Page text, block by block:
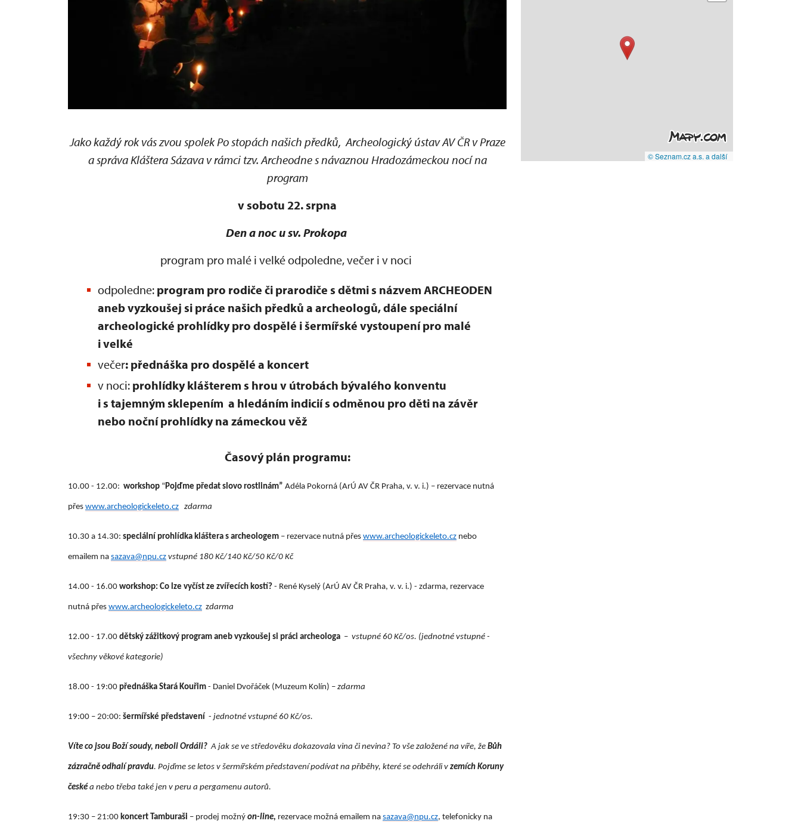
Jako každý rok vás zvou spolek Po stopách našich předků, Archeologický ústav AV ČR v Praze
a správa Kláštera Sázava v rámci tzv. Archeodne s návaznou Hradozámeckou nocí na
program
v sobotu 22. srpna
Den a noc u sv. Prokopa
program pro malé i velké odpoledne, večer i v noci
odpoledne: program pro rodiče či prarodiče s dětmi s názvem ARCHEODEN
aneb vyzkoušej si práce našich předků a archeologů, dále speciální
archeologické prohlídky pro dospělé i šermířské vystoupení pro malé
i velké
večer: přednáška pro dospělé a koncert
v noci: prohlídky klášterem s hrou v útrobách bývalého konventu
i s tajemným sklepením a hledáním indicií s odměnou pro děti na závěr
nebo noční prohlídky na zámeckou věž
Časový plán programu:
10.00 - 12.00: workshop “Pojďme předat slovo rostlinám” Adéla Pokorná (ArÚ AV ČR Praha, v. v. i.) – rezervace nutná
přes www.archeologickeleto.cz zdarma
10.30 a 14.30: speciální prohlídka kláštera s archeologem – rezervace nutná přes www.archeologickeleto.cz nebo
emailem na sazava@npu.cz vstupné 180 Kč/140 Kč/50 Kč/0 Kč
14.00 - 16.00 workshop: Co lze vyčíst ze zvířecích kostí? - René Kyselý (ArÚ AV ČR Praha, v. v. i.) - zdarma, rezervace
nutná přes www.archeologickeleto.cz zdarma
12.00 - 17.00 dětský zážitkový program aneb vyzkoušej si práci archeologa – vstupné 60 Kč/os. (jednotné vstupné -
všechny věkové kategorie)
18.00 - 19:00 přednáška Stará Kouřim - Daniel Dvořáček (Muzeum Kolín) – zdarma
19:00 – 20:00: šermířské představení - jednotné vstupné 60 Kč/os.
Víte co jsou Boží soudy, neboli Ordáli? A jak se ve středověku dokazovala vina či nevina? To vše založené na víře, že Bůh
zázračně odhalí pravdu. Pojďme se letos v šermířském představení podívat na příběhy, které se odehráli v zemích Koruny
české a nebo třeba také jen v peru a pergamenu autorů.
19:30 – 21:00 koncert Tamburaši – prodej možný on-line, rezervace možná emailem na sazava@npu.cz, telefonicky na
© Seznam.cz a.s. a další